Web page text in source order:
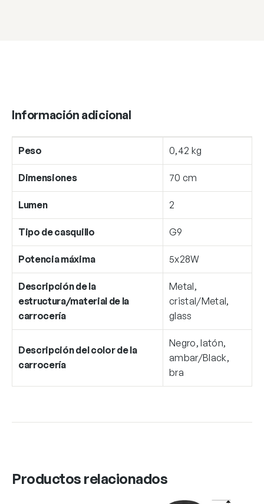
Información adicional
Peso 0,42 kg
Dimensiones 70 cm
Lumen 2
Tipo de casquillo G9
Potencia máxima 5x28W
Descripción de la
estructura/material de la
carrocería
Metal,
cristal/Metal,
glass
Descripción del color de la
carrocería
Negro, latón,
ambar/Black,
bra
Productos relacionados